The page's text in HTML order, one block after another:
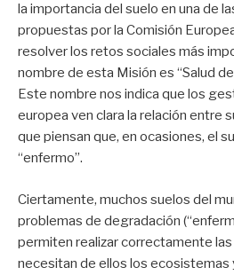
la importancia del suelo en una de
propuestas por la Comisión
resolver los retos sociales más
nombre de esta Misión es “Salud
Este nombre nos indica que los
europea ven clara la relación entre
que piensan que, en ocasiones, el
“enfermo”.
Ciertamente, muchos suelos del
problemas de degradación
permiten realizar correctamente
necesitan de ellos los ecosistemas